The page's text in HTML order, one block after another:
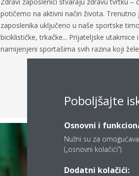
potičemo na aktivni način života. Trenutno
zaposlenika uključeno u naše sportske
biciklističke, trkačke... Prijateljske utakmice
namijenjeni sportašima svih razina koji
Poboljšajte
Osnovni i
Nužni su za
(„osnovni kolačići”).
Dodatni kolačići: